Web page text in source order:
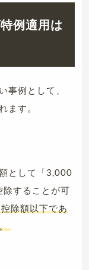
例適用は
事例として、
ます。
として「3,000
することが可
除額以下であ